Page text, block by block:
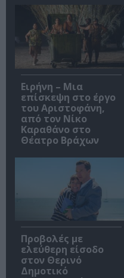
Ειρήνη – Μια
επίσκεψη στο έργο
του Αριστοφάνη,
από τον Νίκο
Καραθάνο στο
Θέατρο Βράχων
Προβολές με
ελεύθερη είσοδο
στον Θερινό
Δημοτικό